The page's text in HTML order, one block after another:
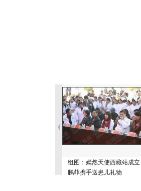
组图：嫣然天使西藏站成立
鹏菲携手送患儿礼物